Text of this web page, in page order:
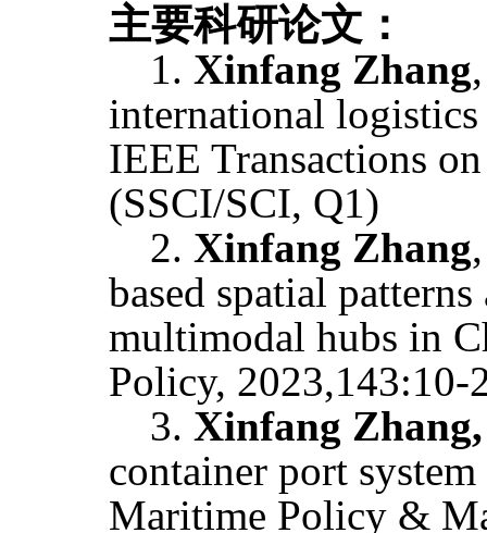
主要科研论文：
1. Xinfang Zhang
international
IEEE Transactions
(SSCI/SCI, Q1)
2. Xinfang Zhang
based spatial
multimodal hubs in
Policy, 2023,143:10-
3. Xinfang Zhang,
container port
Maritime Policy &